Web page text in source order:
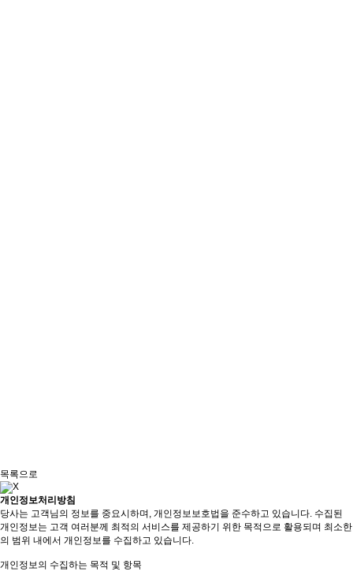
목록으로
개인정보처리방침
당사는 고객님의 정보를 중요시하며, 개인정보보호법을 준수하고 있습니다. 수집된
개인정보는 고객 여러분께 최적의 서비스를 제공하기 위한 목적으로 활용되며 최소한
의 범위 내에서 개인정보를 수집하고 있습니다.
개인정보의 수집하는 목적 및 항목